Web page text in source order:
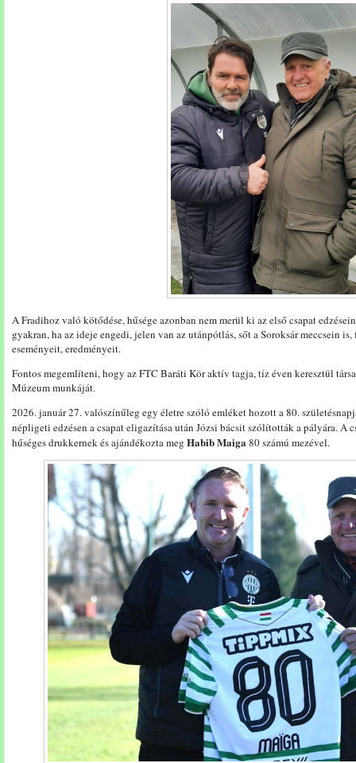
A Fradihoz való kötődése, hűsége azonban nem merül ki az első csapat
gyakran, ha az ideje engedi, jelen van az utánpótlás, sőt a Soroksár meccsein
eseményeit, eredményeit.
Fontos megemlíteni, hogy az FTC Baráti Kör aktív tagja, tíz éven keresztül
Múzeum munkáját.
2026. január 27. valószínűleg egy életre szóló emléket hozott a 80.
népligeti edzésen a csapat eligazítása után Józsi bácsit szólították a pályára. A
hűséges drukkernek és ajándékozta meg Habib Maiga 80 számú mezével.